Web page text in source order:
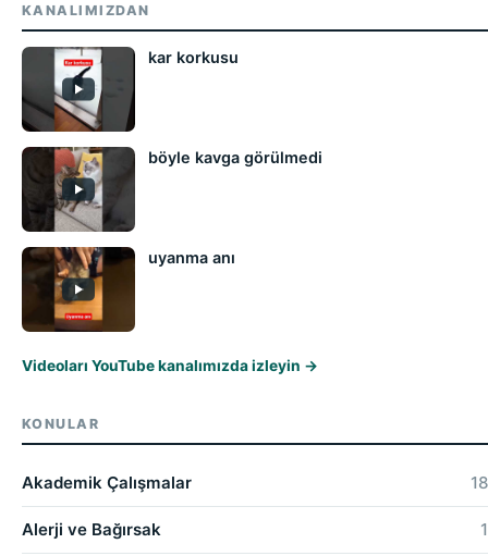
KANALIMIZDAN
kar korkusu
böyle kavga görülmedi
uyanma anı
Videoları YouTube kanalımızda izleyin →
KONULAR
Akademik Çalışmalar 18
Alerji ve Bağırsak 1